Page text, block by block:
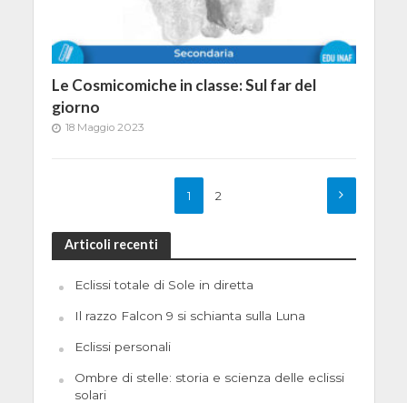
Le Cosmicomiche in classe: Sul far del
giorno
18 Maggio 2023
1 2
Articoli recenti
Eclissi totale di Sole in diretta
Il razzo Falcon 9 si schianta sulla Luna
Eclissi personali
Ombre di stelle: storia e scienza delle eclissi
solari